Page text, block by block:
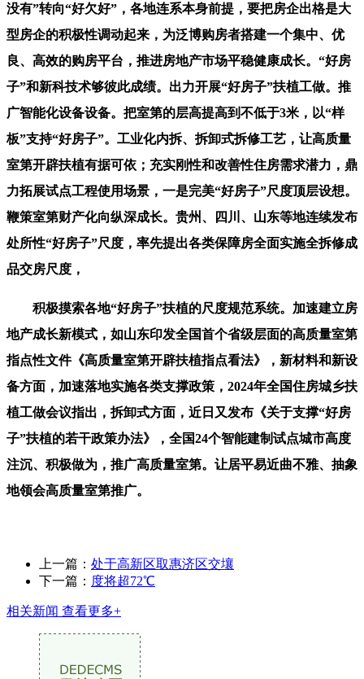
没有”转向“好欠好”，各地连系本身前提，要把房企出格是大
型房企的积极性调动起来，为泛博购房者搭建一个集中、优
良、高效的购房平台，推进房地产市场平稳健康成长。“好房
子”和新科技术够彼此成绩。出力开展“好房子”扶植工做。推
广智能化设备设备。把室第的层高提高到不低于3米，以“样
板”支持“好房子”。工业化内拆、拆卸式拆修工艺，让高质量
室第开辟扶植有据可依；充实刚性和改善性住房需求潜力，鼎
力拓展试点工程使用场景，一是完美“好房子”尺度顶层设想。
鞭策室第财产化向纵深成长。贵州、四川、山东等地连续发布
处所性“好房子”尺度，率先提出各类保障房全面实施全拆修成
品交房尺度，
积极摸索各地“好房子”扶植的尺度规范系统。加速建立房
地产成长新模式，如山东印发全国首个省级层面的高质量室第
指点性文件《高质量室第开辟扶植指点看法》，新材料和新设
备方面，加速落地实施各类支撑政策，2024年全国住房城乡扶
植工做会议指出，拆卸式方面，近日又发布《关于支撑“好房
子”扶植的若干政策办法》，全国24个智能建制试点城市高度
注沉、积极做为，推广高质量室第。让居平易近曲不雅、抽象
地领会高质量室第推广。
上一篇： 处于高新区取惠济区交壤
下一篇： 度将超72℃
相关新闻 查看更多+